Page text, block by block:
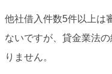
他社借入件数5件以上は
ないですが、貸金業法
りません。